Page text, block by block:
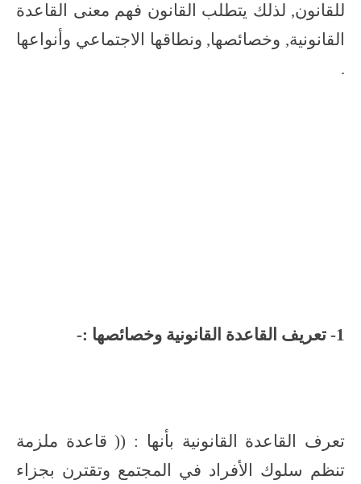
للقانون, لذلك يتطلب القانون فهم معنى القاعدة
القانونية, وخصائصها, ونطاقها الاجتماعي وأنواعها
.
1- تعريف القاعدة القانونية وخصائصها :-
تعرف القاعدة القانونية بأنها : (( قاعدة ملزمة
تنظم سلوك الأفراد في المجتمع وتقترن بجزاء